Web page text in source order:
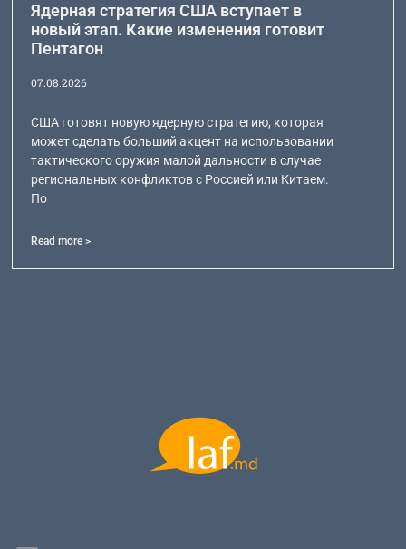
Ядерная стратегия США вступает в
новый этап. Какие изменения готовит
Пентагон
07.08.2026
США готовят новую ядерную стратегию, которая
может сделать больший акцент на использовании
тактического оружия малой дальности в случае
региональных конфликтов с Россией или Китаем.
По
Read more >